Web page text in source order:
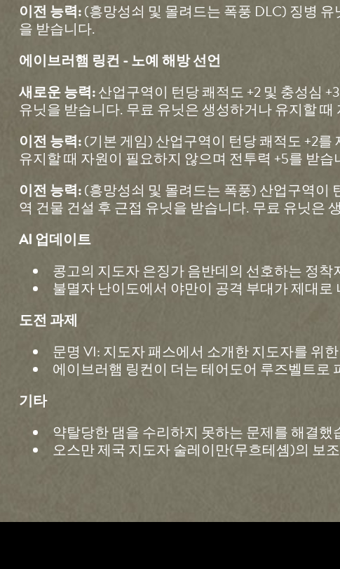
이전 능력:(흥망성쇠 및 몰려드는 폭풍 DLC) 징병
을 받습니다.
에이브러햄 링컨 - 노예 해방 선언
새로운 능력:산업구역이 턴당 쾌적도 +2 및 충성심
유닛을 받습니다. 무료 유닛은 생성하거나 유지할
이전 능력:(기본 게임) 산업구역이 턴당 쾌적도 +2
유지할 때 자원이 필요하지 않으며 전투력 +5를 받습
이전 능력:(흥망성쇠 및 몰려드는 폭풍) 산업구역이
역 건물 건설 후 근접 유닛을 받습니다. 무료 유닛은
AI 업데이트
콩고의 지도자 은징가 음반데의 선호하는 정
불멸자 난이도에서 야만이 공격 부대가 제대
도전 과제
문명 VI: 지도자 패스에서 소개한 지도자를 위
에이브러햄 링컨이 더는 테어도어 루즈벨트로
기타
약탈당한 댐을 수리하지 못하는 문제를 해결했
오스만 제국 지도자 술레이만(무흐테솀)의 보